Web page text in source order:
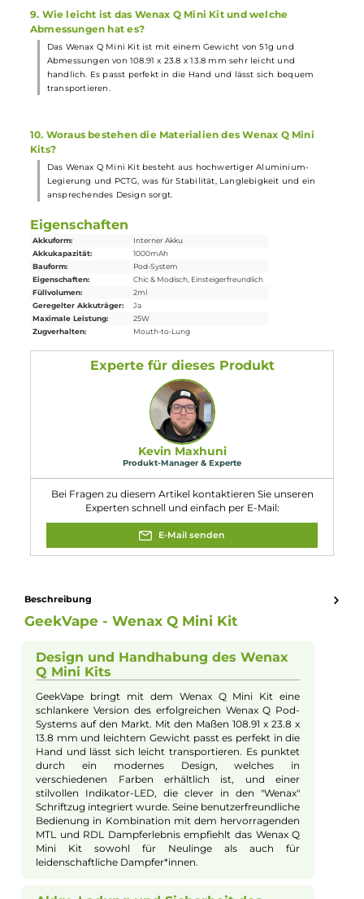
6. Wie erfolgt das Befüllen der Pods beim Wenax Q Mini
Kit?
Das Befüllen der Pods erfolgt über ein Top-Fill-System, wobei
Liquid durch das Entenschnabel-Mundstück eingefüllt wird. Die
7. Welche technischen Daten sind für das Wenax Q Mini
Kit relevant?
Abmessungen, den integrierten 1000 mAh Akku, die maximale
Ausgangsleistung von 25 Watt, die automatische
Leistungsregulierung und die verschiedenen verfügbaren Pods
aus.
8. In welchen Farben ist das Wenax Q Mini Kit erhältlich?
sodass für jeden Geschmack etwas Passendes dabei ist. Das
moderne Design und die stylische Indikator-LED machen das
auch optisch zu einem Hingucker.
9. Wie leicht ist das Wenax Q Mini Kit und welche
Abmessungen hat es?
Das Wenax Q Mini Kit ist mit einem Gewicht von 51g und
Abmessungen von 108.91 x 23.8 x 13.8 mm sehr leicht und
handlich. Es passt perfekt in die Hand und lässt sich bequem
transportieren.
Das Wenax Q Mini Kit besteht aus hochwertiger Aluminium-
Legierung und PCTG, was für Stabilität, Langlebigkeit und ein
Eigenschaften
Akkuform:
Interner Akku
Akkukapazität:
1000mAh
Bauform:
Pod-System
Eigenschaften: Chic & Modisch, Einsteigerfreundlich
Füllvolumen:
2ml
Geregelter Akkuträger:
Ja
Maximale Leistung:
25W
Zugverhalten:
Mouth-to-Lung
Experte für dieses Produkt